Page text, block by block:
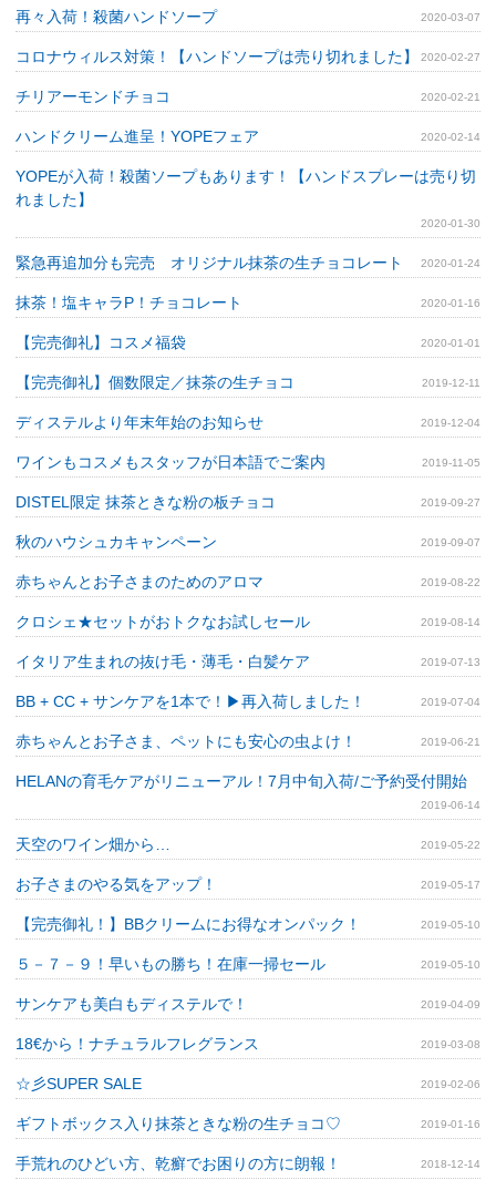
再々入荷！殺菌ハンドソープ 2020-03-07
コロナウィルス対策！【ハンドソープは売り切れました】 2020-02-27
チリアーモンドチョコ 2020-02-21
ハンドクリーム進呈！YOPEフェア 2020-02-14
YOPEが入荷！殺菌ソープもあります！【ハンドスプレーは売り切
れました】
2020-01-30
緊急再追加分も完売 オリジナル抹茶の生チョコレート 2020-01-24
抹茶！塩キャラP！チョコレート 2020-01-16
【完売御礼】コスメ福袋 2020-01-01
【完売御礼】個数限定／抹茶の生チョコ 2019-12-11
ディステルより年末年始のお知らせ 2019-12-04
ワインもコスメもスタッフが日本語でご案内 2019-11-05
DISTEL限定 抹茶ときな粉の板チョコ 2019-09-27
秋のハウシュカキャンペーン 2019-09-07
赤ちゃんとお子さまのためのアロマ 2019-08-22
クロシェ★セットがおトクなお試しセール 2019-08-14
イタリア生まれの抜け毛・薄毛・白髪ケア 2019-07-13
BB + CC + サンケアを1本で！▶再入荷しました！ 2019-07-04
赤ちゃんとお子さま、ペットにも安心の虫よけ！ 2019-06-21
HELANの育毛ケアがリニューアル！7月中旬入荷/ご予約受付開始
2019-06-14
天空のワイン畑から… 2019-05-22
お子さまのやる気をアップ！ 2019-05-17
【完売御礼！】BBクリームにお得なオンパック！ 2019-05-10
５－７－９！早いもの勝ち！在庫一掃セール 2019-05-10
サンケアも美白もディステルで！ 2019-04-09
18€から！ナチュラルフレグランス 2019-03-08
☆彡SUPER SALE 2019-02-06
ギフトボックス入り抹茶ときな粉の生チョコ♡ 2019-01-16
手荒れのひどい方、乾癬でお困りの方に朗報！ 2018-12-14